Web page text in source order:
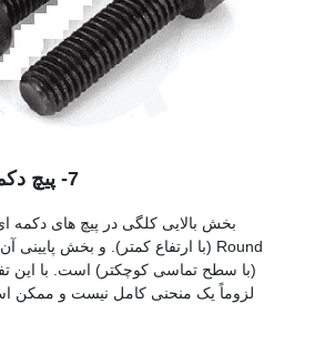
7- پیچ دکمه ای یا Button
(با سطح تماسی کوچکتر) است. با این
لزوماً یک منحنی کامل نیست و ممکن